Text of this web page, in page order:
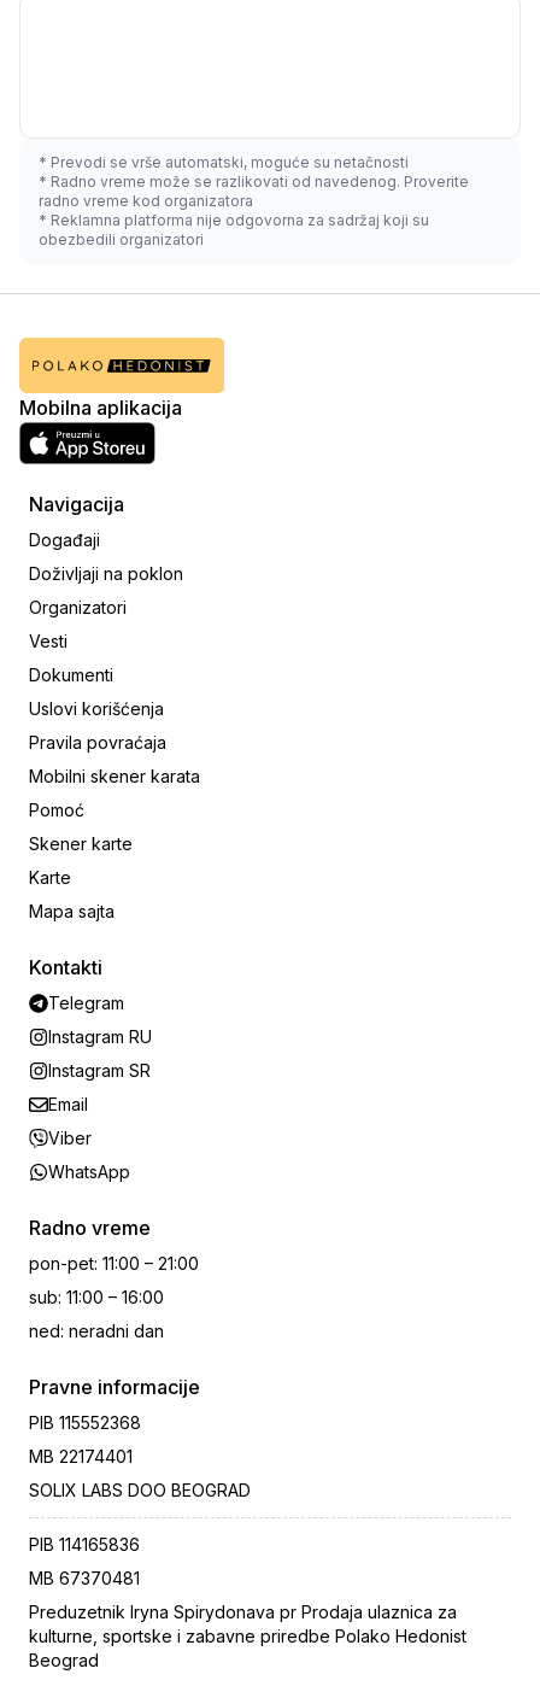
* Prevodi se vrše automatski, moguće su netačnosti
* Radno vreme može se razlikovati od navedenog. Proverite
radno vreme kod organizatora
* Reklamna platforma nije odgovorna za sadržaj koji su
obezbedili organizatori
Mobilna aplikacija
Navigacija
Događaji
Doživljaji na poklon
Organizatori
Vesti
Dokumenti
Uslovi korišćenja
Pravila povraćaja
Mobilni skener karata
Pomoć
Skener karte
Karte
Mapa sajta
Kontakti
Telegram
Instagram RU
Instagram SR
Email
Viber
WhatsApp
Radno vreme
pon-pet: 11:00 – 21:00
sub: 11:00 – 16:00
ned: neradni dan
Pravne informacije
PIB 115552368
MB 22174401
SOLIX LABS DOO BEOGRAD
PIB 114165836
MB 67370481
Preduzetnik Iryna Spirydonava pr Prodaja ulaznica za
kulturne, sportske i zabavne priredbe Polako Hedonist
Beograd